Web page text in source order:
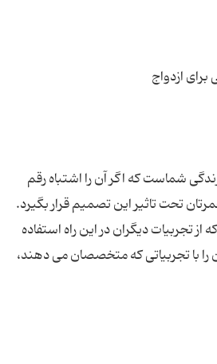
شماست که اگر آن را اشتباه رقم
تحت تاثیر این تصمیم قرار بگیرد.
تجربیات دیگران در این راه استفاده
را با تجربیاتی که متخصصان می دهند،